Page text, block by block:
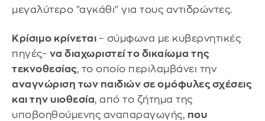
μεγαλύτερο "αγκάθι" για τους αντιδρώντες.
Κρίσιμο κρίνεται – σύμφωνα με κυβερνητικές
πηγές- να διαχωριστεί το δικαίωμα της
τεκνοθεσίας, το οποίο περιλαμβάνει την
αναγνώριση των παιδιών σε ομόφυλες σχέσεις
και την υιοθεσία, από το ζήτημα της
υποβοηθούμενης αναπαραγωγής, που